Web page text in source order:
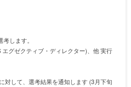
します。
グゼクティブ・ディレクター)、他 実行
対して、選考結果を通知します (3月下旬